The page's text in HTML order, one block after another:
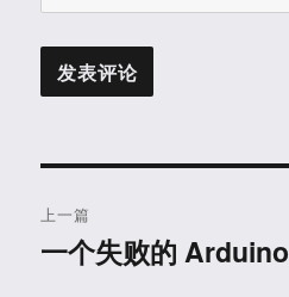
章
上一篇
上
一个失败的